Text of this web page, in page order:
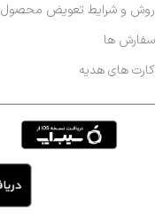
روش و شرایط تعویض محصول
سفارش ها
کارت های هدیه